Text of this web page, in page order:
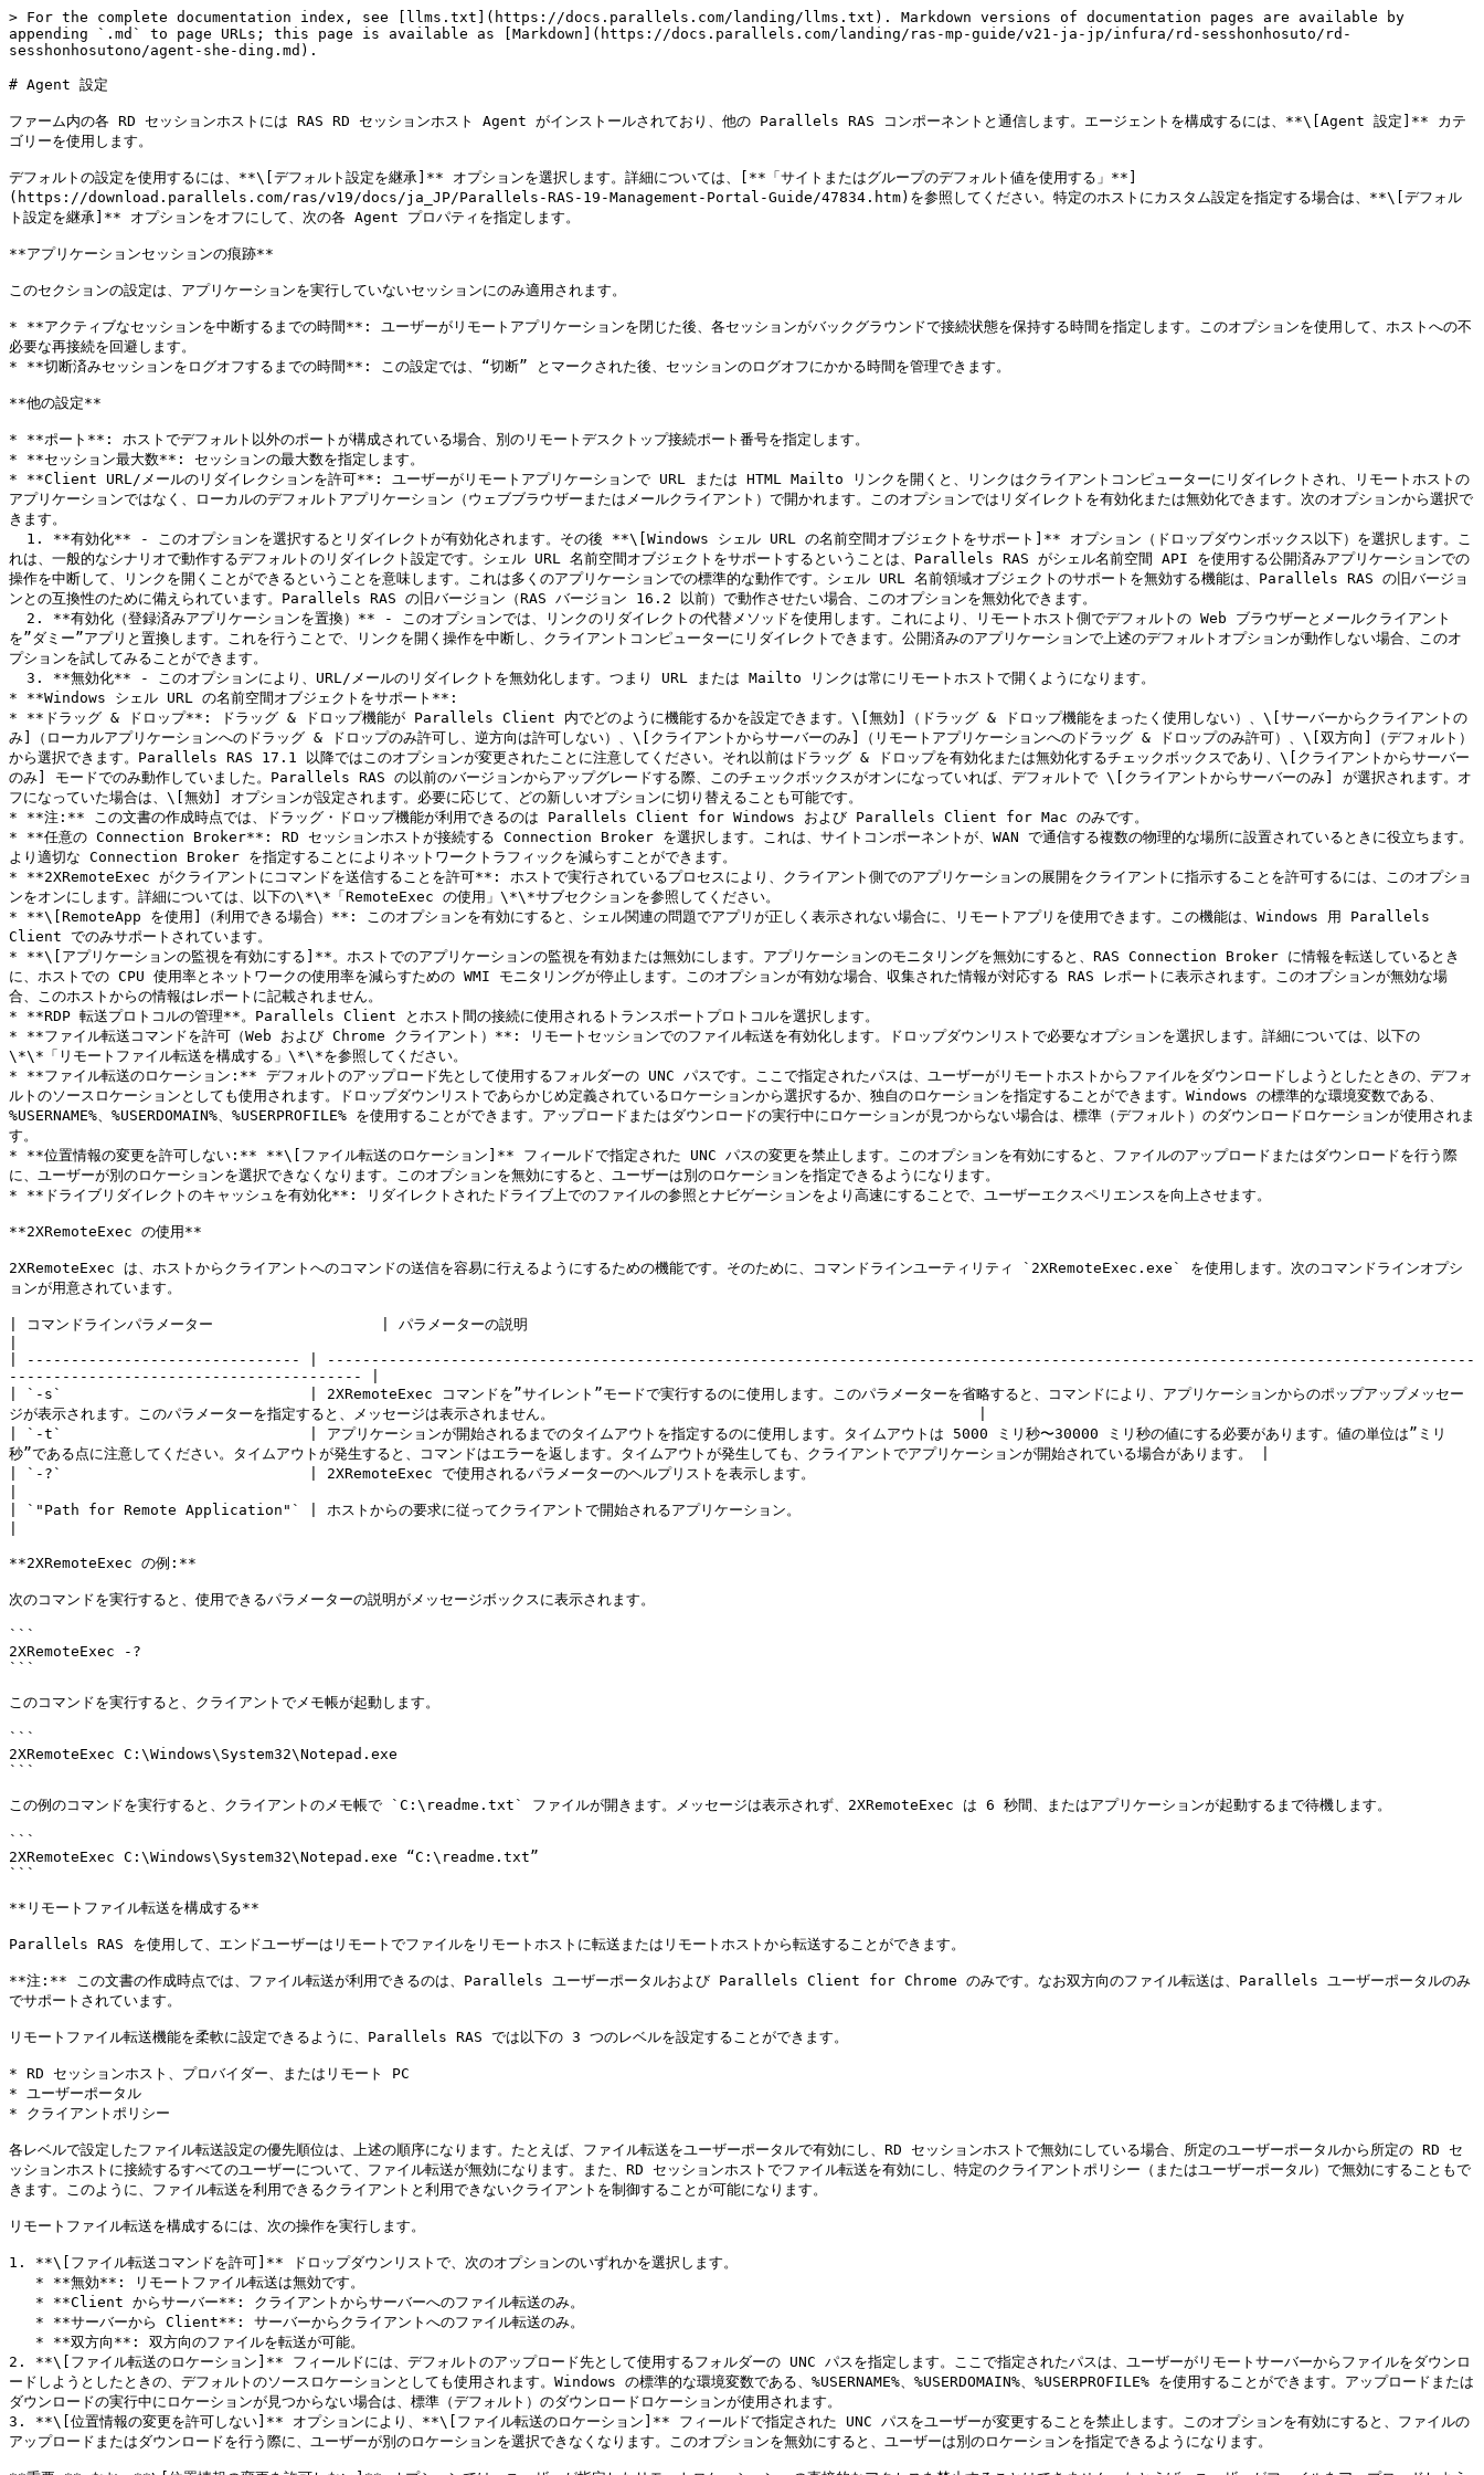
> For the complete documentation index, see [llms.txt](https://docs.parallels.com/landing/llms.txt). Markdown versions of documentation pages are available by
appending `.md` to page URLs; this page is available as [Markdown](https://docs.parallels.com/landing/ras-mp-guide/v21-ja-jp/infura/rd-sesshonhosuto/rd-
sesshonhosutono/agent-she-ding.md).
# Agent 設定
ファーム内の各 RD セッションホストには RAS RD セッションホスト Agent がインストールされており、他の Parallels RAS コンポーネントと通信します。エージェントを構成するには、**\[Agent 設定]** カテ
ゴリーを使用します。
デフォルトの設定を使用するには、**\[デフォルト設定を継承]** オプションを選択します。詳細については、[**「サイトまたはグループのデフォルト値を使用する」**]
(https://download.parallels.com/ras/v19/docs/ja_JP/Parallels-RAS-19-Management-Portal-Guide/47834.htm)を参照してください。特定のホストにカスタム設定を指定する場合は、**\[デフォル
ト設定を継承]** オプションをオフにして、次の各 Agent プロパティを指定します。
**アプリケーションセッションの痕跡**
このセクションの設定は、アプリケーションを実行していないセッションにのみ適用されます。
* **アクティブなセッションを中断するまでの時間**: ユーザーがリモートアプリケーションを閉じた後、各セッションがバックグラウンドで接続状態を保持する時間を指定します。このオプションを使用して、ホストへの不
必要な再接続を回避します。
* **切断済みセッションをログオフするまでの時間**: この設定では、“切断” とマークされた後、セッションのログオフにかかる時間を管理できます。
**他の設定**
* **ポート**: ホストでデフォルト以外のポートが構成されている場合、別のリモートデスクトップ接続ポート番号を指定します。
* **セッション最大数**: セッションの最大数を指定します。
* **Client URL/メールのリダイレクションを許可**: ユーザーがリモートアプリケーションで URL または HTML Mailto リンクを開くと、リンクはクライアントコンピューターにリダイレクトされ、リモートホストの
アプリケーションではなく、ローカルのデフォルトアプリケーション（ウェブブラウザーまたはメールクライアント）で開かれます。このオプションではリダイレクトを有効化または無効化できます。次のオプションから選択で
きます。
れは、一般的なシナリオで動作するデフォルトのリダイレクト設定です。シェル URL 名前空間オブジェクトをサポートするということは、Parallels RAS がシェル名前空間 API を使用する公開済みアプリケーションでの
操作を中断して、リンクを開くことができるということを意味します。これは多くのアプリケーションでの標準的な動作です。シェル URL 名前領域オブジェクトのサポートを無効する機能は、Parallels RAS の旧バージョ
ンとの互換性のために備えられています。Parallels RAS の旧バージョン（RAS バージョン 16.2 以前）で動作させたい場合、このオプションを無効化できます。
を”ダミー”アプリと置換します。これを行うことで、リンクを開く操作を中断し、クライアントコンピューターにリダイレクトできます。公開済みのアプリケーションで上述のデフォルトオプションが動作しない場合、このオ
プションを試してみることができます。
* **Windows シェル URL の名前空間オブジェクトをサポート**:
* **ドラッグ & ドロップ**: ドラッグ & ドロップ機能が Parallels Client 内でどのように機能するかを設定できます。\[無効]（ドラッグ & ドロップ機能をまったく使用しない）、\[サーバーからクライアントの
み]（ローカルアプリケーションへのドラッグ & ドロップのみ許可し、逆方向は許可しない）、\[クライアントからサーバーのみ]（リモートアプリケーションへのドラッグ & ドロップのみ許可）、\[双方向]（デフォルト）
から選択できます。Parallels RAS 17.1 以降ではこのオプションが変更されたことに注意してください。それ以前はドラッグ & ドロップを有効化または無効化するチェックボックスであり、\[クライアントからサーバー
のみ] モードでのみ動作していました。Parallels RAS の以前のバージョンからアップグレードする際、このチェックボックスがオンになっていれば、デフォルトで \[クライアントからサーバーのみ] が選択されます。オ
フになっていた場合は、\[無効] オプションが設定されます。必要に応じて、どの新しいオプションに切り替えることも可能です。
* **注:** この文書の作成時点では、ドラッグ・ドロップ機能が利用できるのは Parallels Client for Windows および Parallels Client for Mac のみです。
* **任意の Connection Broker**: RD セッションホストが接続する Connection Broker を選択します。これは、サイトコンポーネントが、WAN で通信する複数の物理的な場所に設置されているときに役立ちます。
より適切な Connection Broker を指定することによりネットワークトラフィックを減らすことができます。
* **2XRemoteExec がクライアントにコマンドを送信することを許可**: ホストで実行されているプロセスにより、クライアント側でのアプリケーションの展開をクライアントに指示することを許可するには、このオプショ
ンをオンにします。詳細については、以下の\*\*「RemoteExec の使用」\*\*サブセクションを参照してください。
* **\[RemoteApp を使用]（利用できる場合）**: このオプションを有効にすると、シェル関連の問題でアプリが正しく表示されない場合に、リモートアプリを使用できます。この機能は、Windows 用 Parallels
Client でのみサポートされています。
* **\[アプリケーションの監視を有効にする]**。ホストでのアプリケーションの監視を有効または無効にします。アプリケーションのモニタリングを無効にすると、RAS Connection Broker に情報を転送しているとき
に、ホストでの CPU 使用率とネットワークの使用率を減らすための WMI モニタリングが停止します。このオプションが有効な場合、収集された情報が対応する RAS レポートに表示されます。このオプションが無効な場
合、このホストからの情報はレポートに記載されません。
* **RDP 転送プロトコルの管理**。Parallels Client とホスト間の接続に使用されるトランスポートプロトコルを選択します。
* **ファイル転送コマンドを許可（Web および Chrome クライアント）**: リモートセッションでのファイル転送を有効化します。ドロップダウンリストで必要なオプションを選択します。詳細については、以下の
\*\*「リモートファイル転送を構成する」\*\*を参照してください。
* **ファイル転送のロケーション:** デフォルトのアップロード先として使用するフォルダーの UNC パスです。ここで指定されたパスは、ユーザーがリモートホストからファイルをダウンロードしようとしたときの、デフォ
ルトのソースロケーションとしても使用されます。ドロップダウンリストであらかじめ定義されているロケーションから選択するか、独自のロケーションを指定することができます。Windows の標準的な環境変数である、
%USERNAME%、%USERDOMAIN%、%USERPROFILE% を使用することができます。アップロードまたはダウンロードの実行中にロケーションが見つからない場合は、標準（デフォルト）のダウンロードロケーションが使用されま
す。
* **位置情報の変更を許可しない:** **\[ファイル転送のロケーション]** フィールドで指定された UNC パスの変更を禁止します。このオプションを有効にすると、ファイルのアップロードまたはダウンロードを行う際
に、ユーザーが別のロケーションを選択できなくなります。このオプションを無効にすると、ユーザーは別のロケーションを指定できるようになります。
* **ドライブリダイレクトのキャッシュを有効化**: リダイレクトされたドライブ上でのファイルの参照とナビゲーションをより高速にすることで、ユーザーエクスペリエンスを向上させます。
**2XRemoteExec の使用**
2XRemoteExec は、ホストからクライアントへのコマンドの送信を容易に行えるようにするための機能です。そのために、コマンドラインユーティリティ `2XRemoteExec.exe` を使用します。次のコマンドラインオプシ
ョンが用意されています。
| コマンドラインパラメーター                   | パラメーターの説明
| ------------------------------- | ----------------------------------------------------------------------------------------------------------------------------------
---------------------------------------- |
| `-s`                            | 2XRemoteExec コマンドを”サイレント”モードで実行するのに使用します。このパラメーターを省略すると、コマンドにより、アプリケーションからのポップアップメッセー
ジが表示されます。このパラメーターを指定すると、メッセージは表示されません。                                                |
| `-t`                            | アプリケーションが開始されるまでのタイムアウトを指定するのに使用します。タイムアウトは 5000 ミリ秒〜30000 ミリ秒の値にする必要があります。値の単位は”ミリ
秒”である点に注意してください。タイムアウトが発生すると、コマンドはエラーを返します。タイムアウトが発生しても、クライアントでアプリケーションが開始されている場合があります。 |
| `-?`                            | 2XRemoteExec で使用されるパラメーターのヘルプリストを表示します。
| `"Path for Remote Application"` | ホストからの要求に従ってクライアントで開始されるアプリケーション。
**2XRemoteExec の例:**
次のコマンドを実行すると、使用できるパラメーターの説明がメッセージボックスに表示されます。
```
2XRemoteExec -?
```
このコマンドを実行すると、クライアントでメモ帳が起動します。
```
2XRemoteExec C:\Windows\System32\Notepad.exe
```
この例のコマンドを実行すると、クライアントのメモ帳で `C:\readme.txt` ファイルが開きます。メッセージは表示されず、2XRemoteExec は 6 秒間、またはアプリケーションが起動するまで待機します。
```
2XRemoteExec C:\Windows\System32\Notepad.exe “C:\readme.txt”
```
**リモートファイル転送を構成する**
Parallels RAS を使用して、エンドユーザーはリモートでファイルをリモートホストに転送またはリモートホストから転送することができます。
**注:** この文書の作成時点では、ファイル転送が利用できるのは、Parallels ユーザーポータルおよび Parallels Client for Chrome のみです。なお双方向のファイル転送は、Parallels ユーザーポータルのみ
でサポートされています。
リモートファイル転送機能を柔軟に設定できるように、Parallels RAS では以下の 3 つのレベルを設定することができます。
* RD セッションホスト、プロバイダー、またはリモート PC
* ユーザーポータル
* クライアントポリシー
各レベルで設定したファイル転送設定の優先順位は、上述の順序になります。たとえば、ファイル転送をユーザーポータルで有効にし、RD セッションホストで無効にしている場合、所定のユーザーポータルから所定の RD セ
ッションホストに接続するすべてのユーザーについて、ファイル転送が無効になります。また、RD セッションホストでファイル転送を有効にし、特定のクライアントポリシー（またはユーザーポータル）で無効にすることもで
きます。このように、ファイル転送を利用できるクライアントと利用できないクライアントを制御することが可能になります。
リモートファイル転送を構成するには、次の操作を実行します。
1. **\[ファイル転送コマンドを許可]** ドロップダウンリストで、次のオプションのいずれかを選択します。
2. **\[ファイル転送のロケーション]** フィールドには、デフォルトのアップロード先として使用するフォルダーの UNC パスを指定します。ここで指定されたパスは、ユーザーがリモートサーバーからファイルをダウンロ
ードしようとしたときの、デフォルトのソースロケーションとしても使用されます。Windows の標準的な環境変数である、%USERNAME%、%USERDOMAIN%、%USERPROFILE% を使用することができます。アップロードまたは
ダウンロードの実行中にロケーションが見つからない場合は、標準（デフォルト）のダウンロードロケーションが使用されます。
3. **\[位置情報の変更を許可しない]** オプションにより、**\[ファイル転送のロケーション]** フィールドで指定された UNC パスをユーザーが変更することを禁止します。このオプションを有効にすると、ファイルの
アップロードまたはダウンロードを行う際に、ユーザーが別のロケーションを選択できなくなります。このオプションを無効にすると、ユーザーは別のロケーションを指定できるようになります。